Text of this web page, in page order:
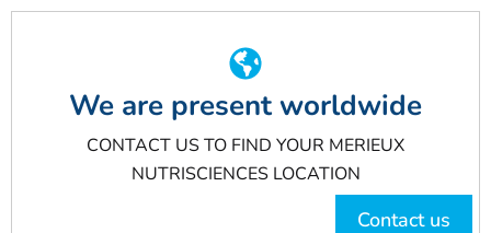
Contact us
We are present worldwide
CONTACT US TO FIND YOUR MERIEUX
NUTRISCIENCES LOCATION